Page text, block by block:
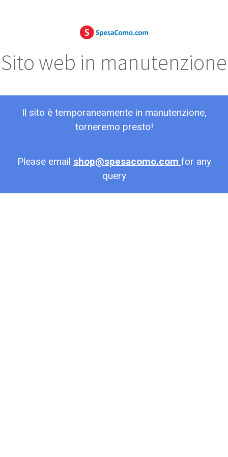
Sito web in manutenzione
Il sito è temporaneamente in manutenzione,
torneremo presto!
Please email shop@spesacomo.com for any
query